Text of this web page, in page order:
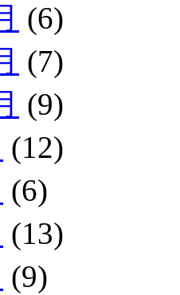
(6)
(7)
(9)
(12)
(6)
(13)
(9)